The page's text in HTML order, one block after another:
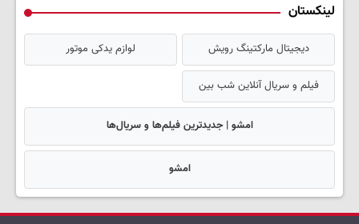
لینکستان
دیجیتال مارکتینگ رویش لوازم یدکی موتور
فیلم و سریال آنلاین شب بین
امشو | جدیدترین فیلم‌ها و سریال‌ها
امشو